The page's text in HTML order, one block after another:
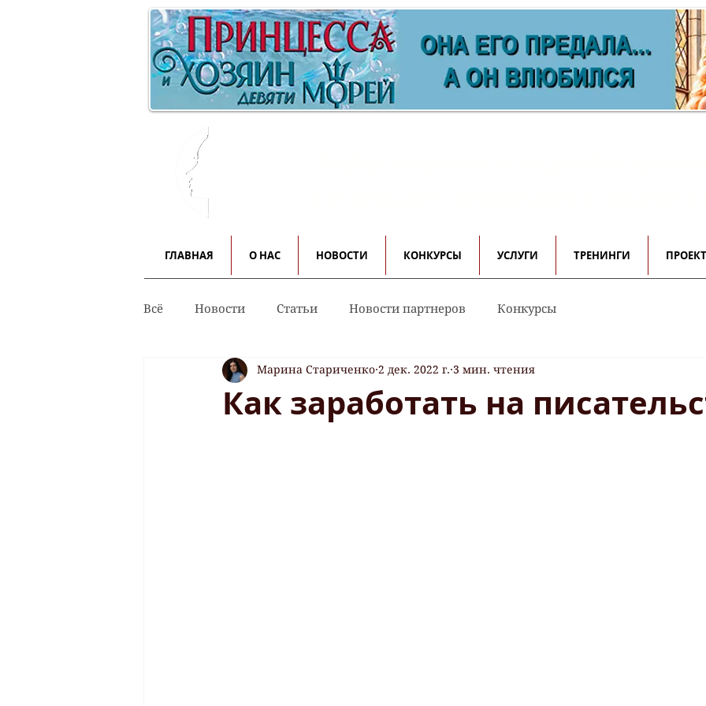
ГЛАВНАЯ О НАС НОВОСТИ КОНКУРСЫ УСЛУГИ ТРЕНИНГИ
Всё Новости Статьи Новости партнеров Конкурсы
Как заработать на
Марина Стариченко 2 дек. 2022 г. 3 мин. чтения